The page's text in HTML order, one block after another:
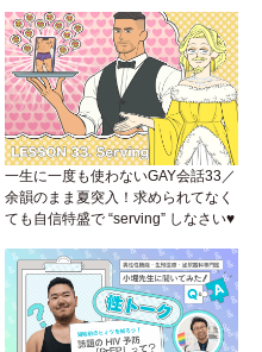
一生に一度も使わないGAY会話33／
余韻のまま夏突入！求められてなく
ても自信特盛で “serving” しなさい♥